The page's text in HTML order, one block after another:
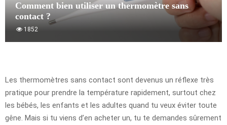
Comment bien utiliser un thermomètre sans
contact ?
1852
Les thermomètres sans contact sont devenus un réflexe très
pratique pour prendre la température rapidement, surtout chez
les bébés, les enfants et les adultes quand tu veux éviter toute
gêne. Mais si tu viens d’en acheter un, tu te demandes sûrement